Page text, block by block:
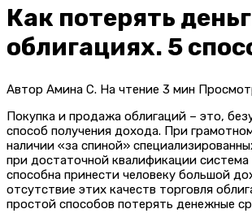
Как потерять
облигациях. 5
Автор Амина С. На чтение 3 мин
Покупка и продажа облигаций – это,
способ получения дохода. При
наличии «за спиной»
при достаточной квалификации система
способна принести человеку большой
отсутствие этих качеств торговля
простой способов потерять денежные